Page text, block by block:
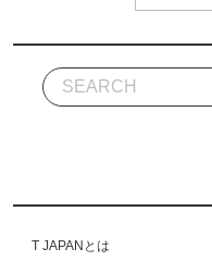
T JAPANとは